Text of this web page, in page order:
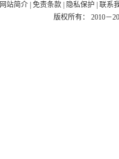
网站简介 免责条款 隐私保护
联系
版权所有： 2010－